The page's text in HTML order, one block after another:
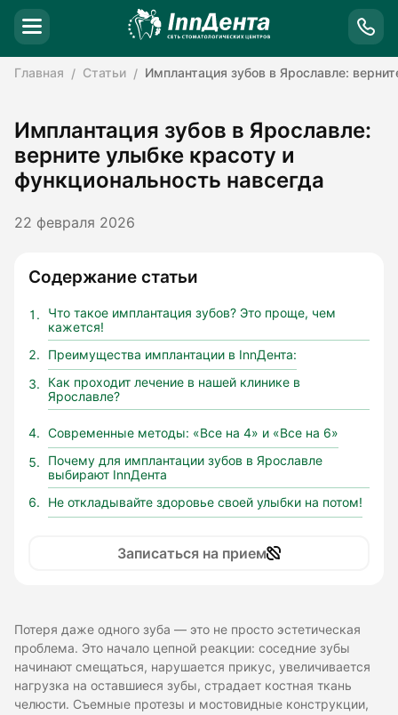
Главная Статьи Имплантация зубов в Ярославле:
Имплантация зубов в Ярославле:
верните улыбке красоту и
функциональность навсегда
22 февраля 2026
Содержание статьи
Что такое имплантация зубов? Это проще, чем
кажется!
Преимущества имплантации в InnДента:
Как проходит лечение в нашей клинике в
Ярославле?
Современные методы: «Все на 4» и «Все на 6»
Почему для имплантации зубов в Ярославле
выбирают InnДента
Не откладывайте здоровье своей улыбки на потом!
Записаться на прием
Потеря даже одного зуба — это не просто эстетическая
проблема. Это начало цепной реакции: соседние зубы
начинают смещаться, нарушается прикус, увеличивается
нагрузка на оставшиеся зубы, страдает костная ткань
челюсти. Съемные протезы и мостовидные конструкции,